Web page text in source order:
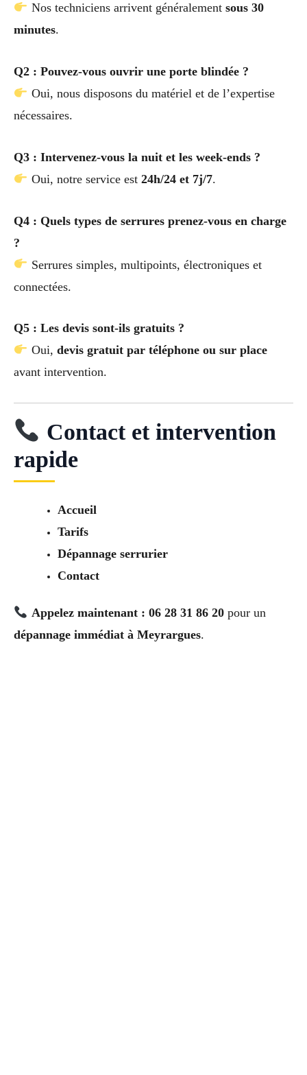
Nos techniciens arrivent généralement sous 30
minutes.
Q2 : Pouvez-vous ouvrir une porte blindée ?
Oui, nous disposons du matériel et de l’expertise
nécessaires.
Q3 : Intervenez-vous la nuit et les week-ends ?
Oui, notre service est 24h/24 et 7j/7.
Q4 : Quels types de serrures prenez-vous en charge
?
Serrures simples, multipoints, électroniques et
connectées.
Q5 : Les devis sont-ils gratuits ?
Oui, devis gratuit par téléphone ou sur place
avant intervention.
Contact et intervention
rapide
Accueil
Tarifs
Dépannage serrurier
Contact
Appelez maintenant : 06 28 31 86 20pour un
dépannage immédiat à Meyrargues.